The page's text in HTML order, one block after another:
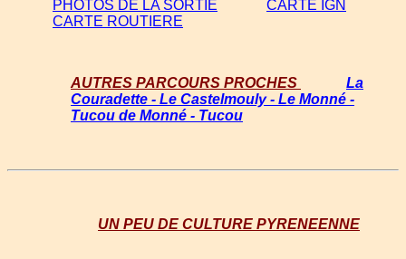
PHOTOS DE LA SORTIE
CARTE IGN
CARTE ROUTIERE
AUTRES PARCOURS PROCHES
La
Couradette - Le Castelmouly - Le Monné -
Tucou de Monné - Tucou
UN PEU DE CULTURE PYRENEENNE